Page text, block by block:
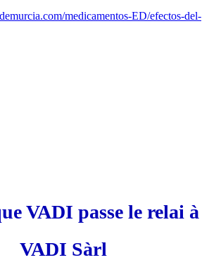
medicamentos-ED/efectos-del-
VADI passe le relai à
VADI Sàrl